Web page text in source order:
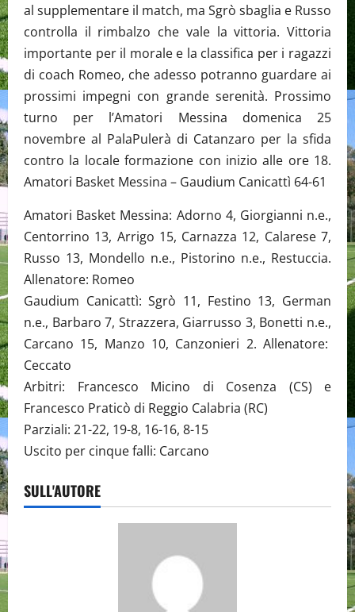
al supplementare il match, ma Sgrò sbaglia e Russo
controlla il rimbalzo che vale la vittoria. Vittoria
importante per il morale e la classifica per i ragazzi
di coach Romeo, che adesso potranno guardare ai
prossimi impegni con grande serenità. Prossimo
turno per l’Amatori Messina domenica 25
novembre al PalaPulerà di Catanzaro per la sfida
contro la locale formazione con inizio alle ore 18.
Amatori Basket Messina – Gaudium Canicattì 64-61
Amatori Basket Messina: Adorno 4, Giorgianni n.e.,
Centorrino 13, Arrigo 15, Carnazza 12, Calarese 7,
Russo 13, Mondello n.e., Pistorino n.e., Restuccia.
Allenatore: Romeo
Gaudium Canicattì: Sgrò 11, Festino 13, German
n.e., Barbaro 7, Strazzera, Giarrusso 3, Bonetti n.e.,
Carcano 15, Manzo 10, Canzonieri 2. Allenatore:
Ceccato
Arbitri: Francesco Micino di Cosenza (CS) e
Francesco Praticò di Reggio Calabria (RC)
Parziali: 21-22, 19-8, 16-16, 8-15
Uscito per cinque falli: Carcano
SULL'AUTORE